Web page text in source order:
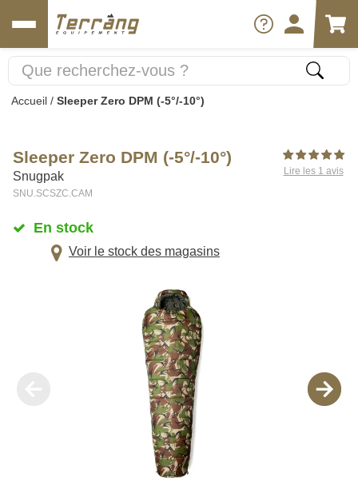
Accueil / Sleeper Zero DPM (-5°/-10°)
Sleeper Zero DPM (-5°/-10°)
Snugpak
SNU.SCSZC.CAM
Lire les 1 avis
En stock
Voir le stock des magasins